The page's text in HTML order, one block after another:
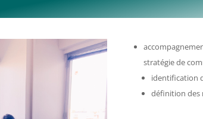
stratégie de
identification
définition des